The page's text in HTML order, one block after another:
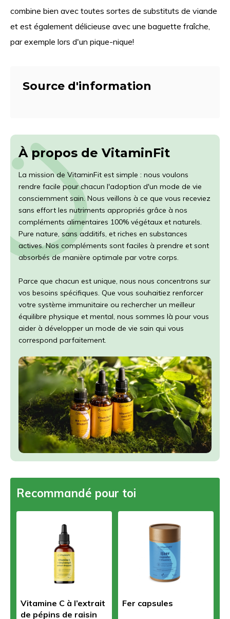
combine bien avec toutes sortes de substituts de viande
et est également délicieuse avec une baguette fraîche,
par exemple lors d'un pique-nique!
Source d'information
À propos de VitaminFit
La mission de VitaminFit est simple : nous voulons
rendre facile pour chacun l'adoption d'un mode de vie
consciemment sain. Nous veillons à ce que vous receviez
sans effort les nutriments appropriés grâce à nos
compléments alimentaires 100% végétaux et naturels.
Pure nature, sans additifs, et riches en substances
actives. Nos compléments sont faciles à prendre et sont
absorbés de manière optimale par votre corps.
Parce que chacun est unique, nous nous concentrons sur
vos besoins spécifiques. Que vous souhaitiez renforcer
votre système immunitaire ou rechercher un meilleur
équilibre physique et mental, nous sommes là pour vous
aider à développer un mode de vie sain qui vous
correspond parfaitement.
Recommandé pour toi
Vitamine C à l’extrait
de pépins de raisin
Fer capsules